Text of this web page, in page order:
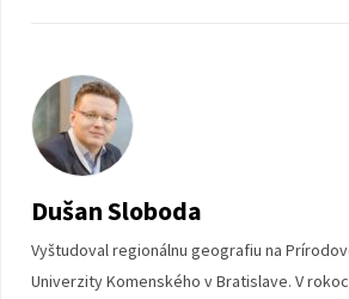
Dušan Sloboda
Vyštudoval regionálnu geografiu na
Univerzity Komenského v Bratislave. V